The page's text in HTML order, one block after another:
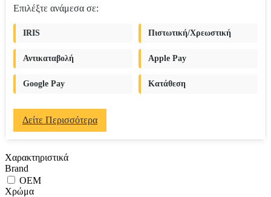
Επιλέξτε ανάμεσα σε:
IRIS Πιστωτική/Χρεωστική
Αντικαταβολή Apple Pay
Google Pay Κατάθεση
Δείτε Περισσότερα
Χαρακτηριστικά
Brand
OEM
Χρώμα